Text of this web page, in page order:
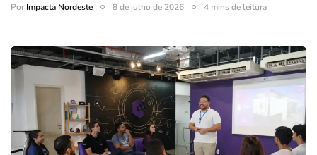
PorImpacta Nordeste 8 de julho de 2026 4 mins de leitura